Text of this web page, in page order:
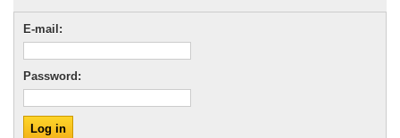
E-mail:
Password: